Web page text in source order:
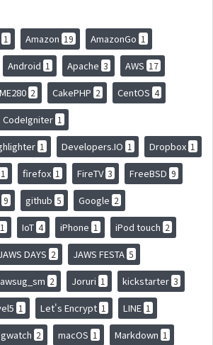
1 Amazon 19 AmazonGo 1
Android 1 Apache 3 AWS 17
2 CakePHP 2 CentOS 4
CodeIgniter 1
1 Developers.IO 1 Dropbox 1
1 firefox 1 FireTV 3 FreeBSD 9
9 github 5 Google 2
1 IoT 4 iPhone 1 iPod touch 2
DAYS 2 JAWS FESTA 5
2 Joruri 1 kickstarter 3
1 Let's Encrypt 1 LINE 1
2 macOS 1 Markdown 1